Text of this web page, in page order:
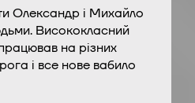
Олександр і Михайло
Висококласний
на різних
і все нове вабило